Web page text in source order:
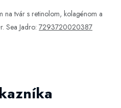
na tvár s retinolom, kolagénom a
Sea Jadro: 7293720020387